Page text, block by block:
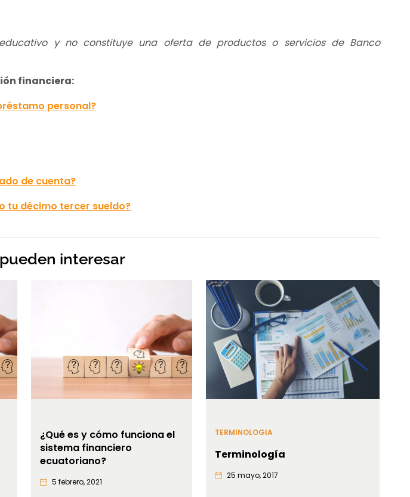
y no constituye una oferta de productos o servicios de Banco
financiera:
personal?
de cuenta?
tu décimo tercer sueldo?
interesar
¿Qué es y cómo funciona el
sistema financiero
ecuatoriano?
5 febrero, 2021
TERMINOLOGIA
Terminología
25 mayo, 2017